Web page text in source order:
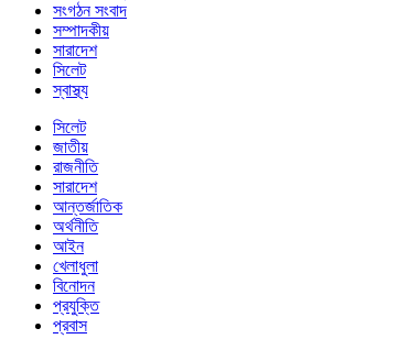
সংগঠন সংবাদ
সম্পাদকীয়
সারাদেশ
সিলেট
স্বাস্থ্য
সিলেট
জাতীয়
রাজনীতি
সারাদেশ
আন্তর্জাতিক
অর্থনীতি
আইন
খেলাধুলা
বিনোদন
প্রযুক্তি
প্রবাস